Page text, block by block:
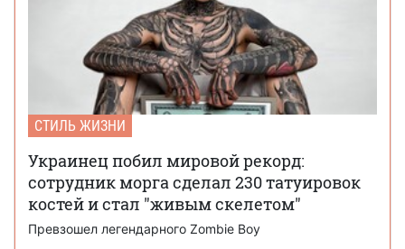
СТИЛЬ ЖИЗНИ
Украинец побил мировой рекорд:
сотрудник морга сделал 230 татуировок
костей и стал "живым скелетом"
Превзошел легендарного Zombie Boy